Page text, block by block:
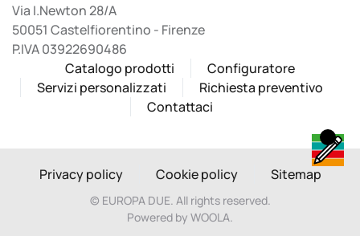
Via I.Newton 28/A
50051 Castelfiorentino - Firenze
P.IVA 03922690486
Catalogo prodotti
Configuratore
Servizi personalizzati
Richiesta preventivo
Contattaci
Privacy policy Cookie policy Sitemap
© EUROPA DUE. All rights reserved.
Powered by WOOLA.